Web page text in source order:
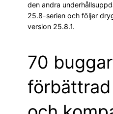
den andra
25.8-serien och följer
version 25.8.1.
70